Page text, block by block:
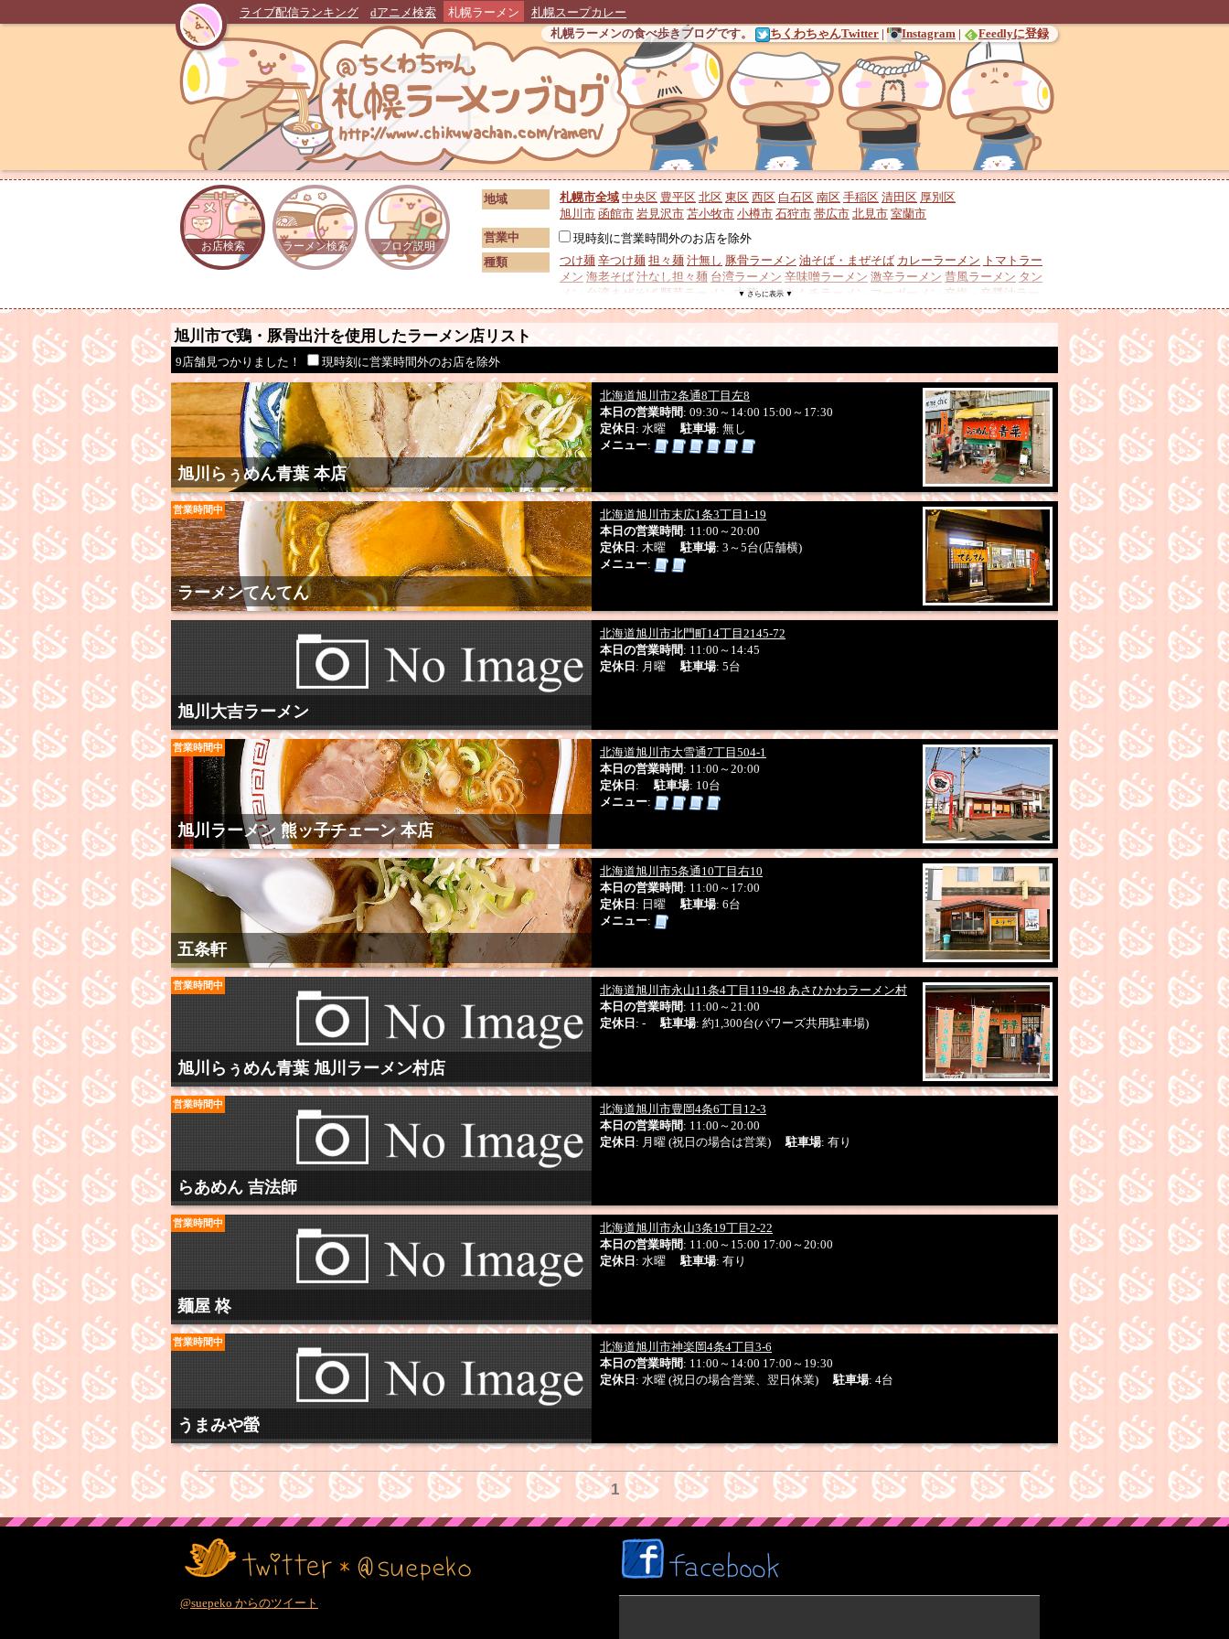
ライブ配信ランキング dアニメ検索 札幌ラーメン
札幌スープカレー
札幌ラーメンの食べ歩きブログです。
ちくわちゃんTwitter | Instagram | Feedlyに登録
お店検索 ラーメン検索 ブログ説明
地域 札幌市全域 中央区 豊平区 北区 東区 西区 白石区 南区 手稲区 清田区 厚別区
旭川市 函館市 岩見沢市 苫小牧市 小樽市 石狩市 帯広市 北見市 室蘭市
営業中
現時刻に営業時間外のお店を除外
種類
つけ麺 辛つけ麺 担々麺 汁無し 豚骨ラーメン 油そば・まぜそば カレーラーメン トマトラー
メン 海老そば 汁なし担々麺 台湾ラーメン 辛味噌ラーメン 激辛ラーメン 昔風ラーメン タン
メン
台湾まぜそば 野菜ラーメン 中華そば キムチラーメン マーボーメン
辛塩・辛醤油ラー
メン 広東麺・五目ラーメン 泡系ラーメン 背脂 冷やしラーメン 酸辣湯麺
トッピング
シュー 替え玉 レアチャーシュー
スープ
鶏スープ 豚スープ 和風スープ 鶏白湯 鶏清湯 魚介豚骨 煮干しラーメン 貝出汁ラーメン 羊骨
ラーメン ノーアニマル ベジポタ系 鮮魚系 無化調
系統
札幌味噌 二郎系 家系 村中系 旭川ラーメン ご当地ラーメン
ミシュランガイド・ビブグルマ
ン
メニュー
チャーハン 焼きそば あんかけ焼きそば 中華料理 ザンギ・唐揚げ 定
食メニュー
お酒が豊富 ちょい飲みセット
お得
ワンコイン 無料サービス ご飯食べ放題 ク
ーポン券 ポイントカード ひとりめし参加店 札幌プレミアム商品券使用可
製麺会社
自家製麺 さがみ屋製麺 西山製麺 森住製麺 加藤ラーメン 一柳製麺 札
幌製麺
和田山製麺 熊さん株式会社 須藤製麺 円山製麺
サービス
半麺割引有り お子様ラーメン有り 通し営業 24時以降も営
業 早めにオープン 本日営業時間変更あり ポケストッ
プ
イベント
東区アクション 豊平アクション 清田アクション 中央・南アクション らの道札幌１参加店 ら
の道札幌２参加店 らの道札幌３参加店 らの道札幌４参加店
6参加店
集合施設
フードコート 元祖札幌ラーメン横丁
決済方法
Credit
▼ さらに表示 ▼
旭川市で鶏・豚骨出汁を使用したラーメン店リスト
9店舗見つかりました！ 現時刻に営業時間外のお店を除外
旭川らぅめん青葉 本店
北海道旭川市2条通8丁目左8
本日の営業時間 : 09:30～14:00 15:00～17:30
定休日 : 水曜駐車場: 無し
メニュー:
ラーメンてんてん
営業時間中
北海道旭川市末広1条3丁目1-19
本日の営業時間 : 11:00～20:00
定休日 : 木曜駐車場: 3～5台(店舗横)
メニュー:
旭川大吉ラーメン
北海道旭川市北門町14丁目2145-72
本日の営業時間 : 11:00～14:45
定休日 : 月曜駐車場: 5台
旭川ラーメン 熊ッ子チェーン 本店
営業時間中
北海道旭川市大雪通7丁目504-1
本日の営業時間 : 11:00～20:00
定休日 :駐車場: 10台
メニュー:
五条軒
北海道旭川市5条通10丁目右10
本日の営業時間 : 11:00～17:00
定休日 : 日曜駐車場: 6台
メニュー:
旭川らぅめん青葉 旭川ラーメン村店
営業時間中
北海道旭川市永山11条4丁目119-48 あさひかわラーメン村
本日の営業時間 : 11:00～21:00
定休日 : -駐車場: 約1,300台(パワーズ共用駐車場)
らあめん 吉法師
営業時間中
北海道旭川市豊岡4条6丁目12-3
本日の営業時間 : 11:00～20:00
定休日 : 月曜 (祝日の場合は営業)駐車場: 有り
麺屋 柊
営業時間中
北海道旭川市永山3条19丁目2-22
本日の営業時間 : 11:00～15:00 17:00～20:00
定休日 : 水曜駐車場: 有り
うまみや螢
営業時間中
北海道旭川市神楽岡4条4丁目3-6
本日の営業時間 : 11:00～14:00 17:00～19:30
定休日 : 水曜 (祝日の場合営業、翌日休業)駐車場: 4台
1
@suepeko からのツイート